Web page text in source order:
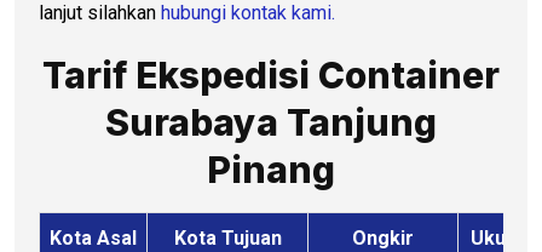
lanjut silahkan hubungi kontak kami.
Tarif Ekspedisi Container
Surabaya Tanjung
Pinang
Kota Asal Kota Tujuan Ongkir Ukuran